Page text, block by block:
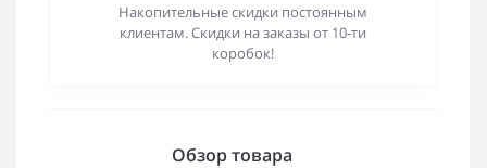
Накопительные скидки постоянным
клиентам. Скидки на заказы от 10-ти
коробок!
Обзор товара